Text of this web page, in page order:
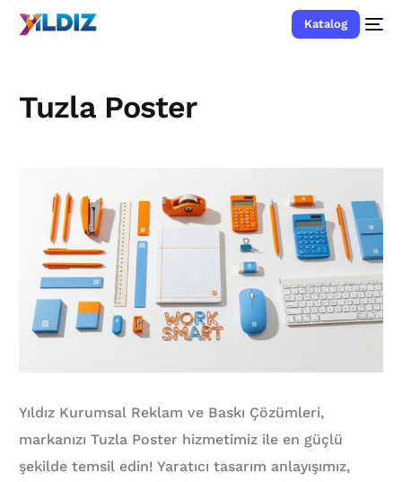
Katalog
Tuzla Poster
Yıldız Kurumsal Reklam ve Baskı Çözümleri,
markanızı Tuzla Poster hizmetimiz ile en güçlü
şekilde temsil edin! Yaratıcı tasarım anlayışımız,